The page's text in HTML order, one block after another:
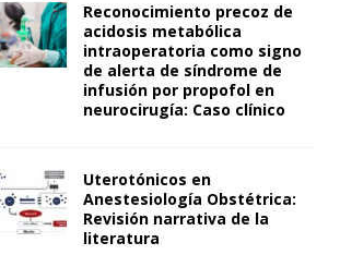
Reconocimiento precoz de
acidosis metabólica
intraoperatoria como signo
de alerta de síndrome de
infusión por propofol en
neurocirugía: Caso clínico
Uterotónicos en
Anestesiología Obstétrica:
Revisión narrativa de la
literatura